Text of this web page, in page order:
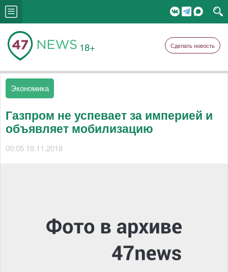
18+ Сделать новость
Экономика
Газпром не успевает за империей и
объявляет мобилизацию
00:05 19.11.2018